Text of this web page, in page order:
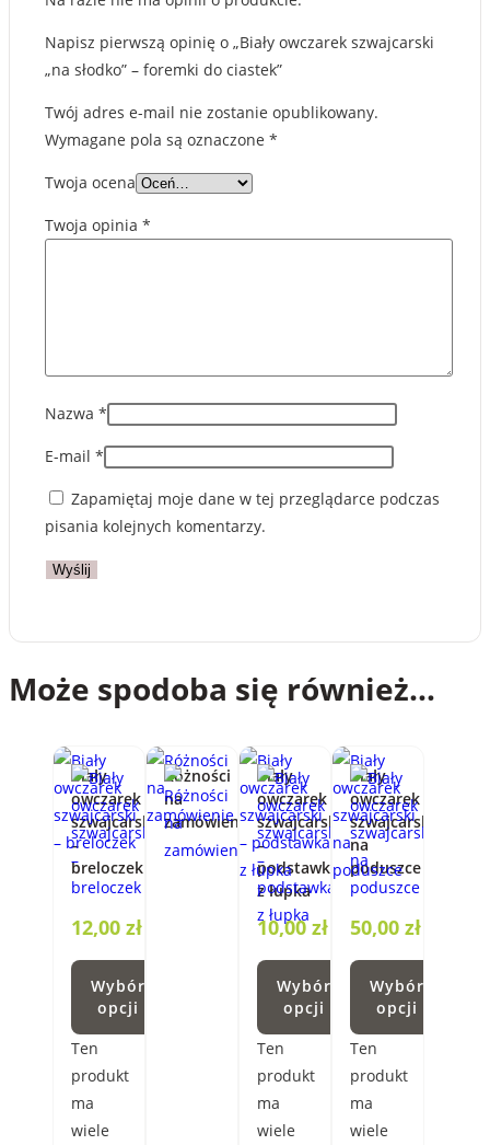
Napisz pierwszą opinię o „Biały owczarek szwajcarski
„na słodko” – foremki do ciastek”
Twój adres e-mail nie zostanie opublikowany.
Wymagane pola są oznaczone *
Twoja ocena
Twoja opinia *
Nazwa *
E-mail *
Zapamiętaj moje dane w tej przeglądarce podczas
pisania kolejnych komentarzy.
Może spodoba się również…
Biały
owczarek
szwajcarski
–
breloczek
12,00 zł
Wybór
opcji
Ten
produkt
ma
wiele
Różności
na
zamówienie
Biały
owczarek
szwajcarski
–
podstawka
z łupka
10,00zł
Wybór
opcji
Ten
produkt
ma
wiele
Biały
owczarek
szwajcarski
na
poduszce
50,00 zł
Wybór
opcji
Ten
produkt
ma
wiele